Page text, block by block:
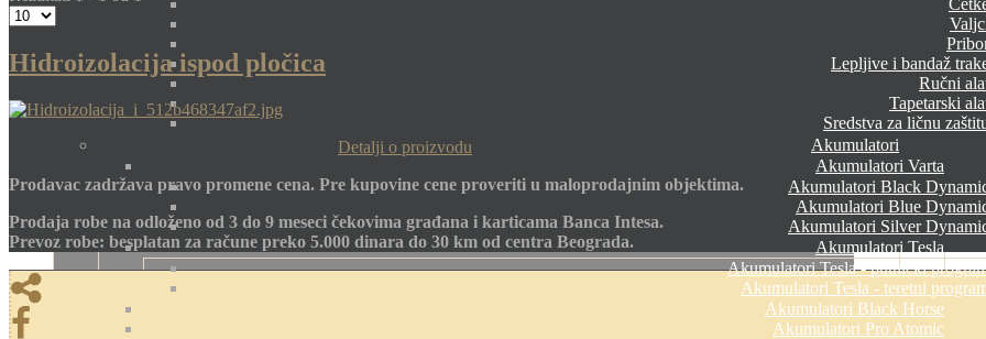
Lepljive i bandaž
Ručni
Tapetarski
Sredstva za ličnu
Akumulatori
Akumulatori Varta
Akumulatori Black
Akumulatori Blue
Akumulatori Silver
Akumulatori Tesla
Akumulatori Tesla - putnički
Akumulatori Tesla - teretni
Akumulatori Black Horse
Akumulatori Pro Atomic
Hidroizolacija ispod pločica
Detalji o proizvodu
Prodavac zadržava pravo promene cena. Pre kupovine cene proveriti u maloprodajnim objektima.
Prodaja robe na odloženo od 3 do 9 meseci čekovima građana i karticama Banca Intesa.
Prevoz robe: besplatan za račune preko 5.000 dinara do 30 km od centra Beograda.